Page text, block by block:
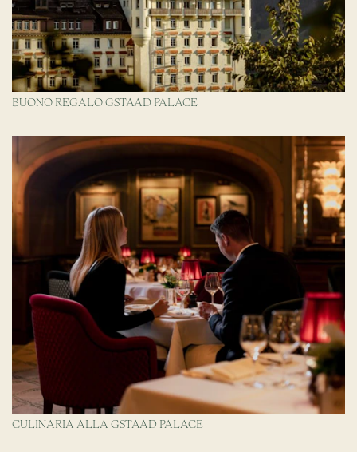
BUONO REGALO GSTAAD PALACE
CULINARIA ALLA GSTAAD PALACE